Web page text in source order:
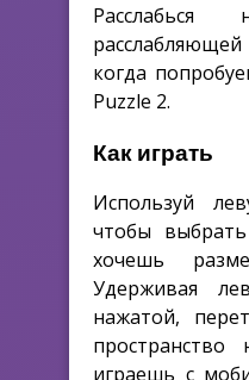
когда
Puzzle 2.
Как играть
Используй
чтобы
хочешь
Удерживая
нажатой,
играешь с